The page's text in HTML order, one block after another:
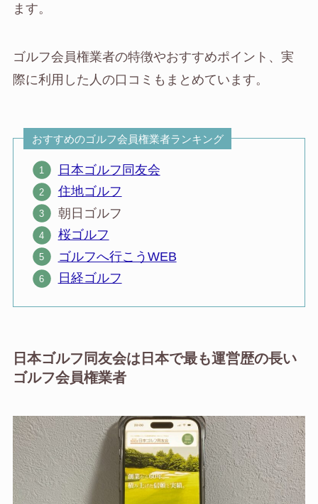
ます。
ゴルフ会員権業者の特徴やおすすめポイント、実
際に利用した人の口コミもまとめています。
おすすめのゴルフ会員権業者ランキング
日本ゴルフ同友会
住地ゴルフ
朝日ゴルフ
桜ゴルフ
ゴルフへ行こうWEB
日経ゴルフ
日本ゴルフ同友会は日本で最も運営歴の長い
ゴルフ会員権業者